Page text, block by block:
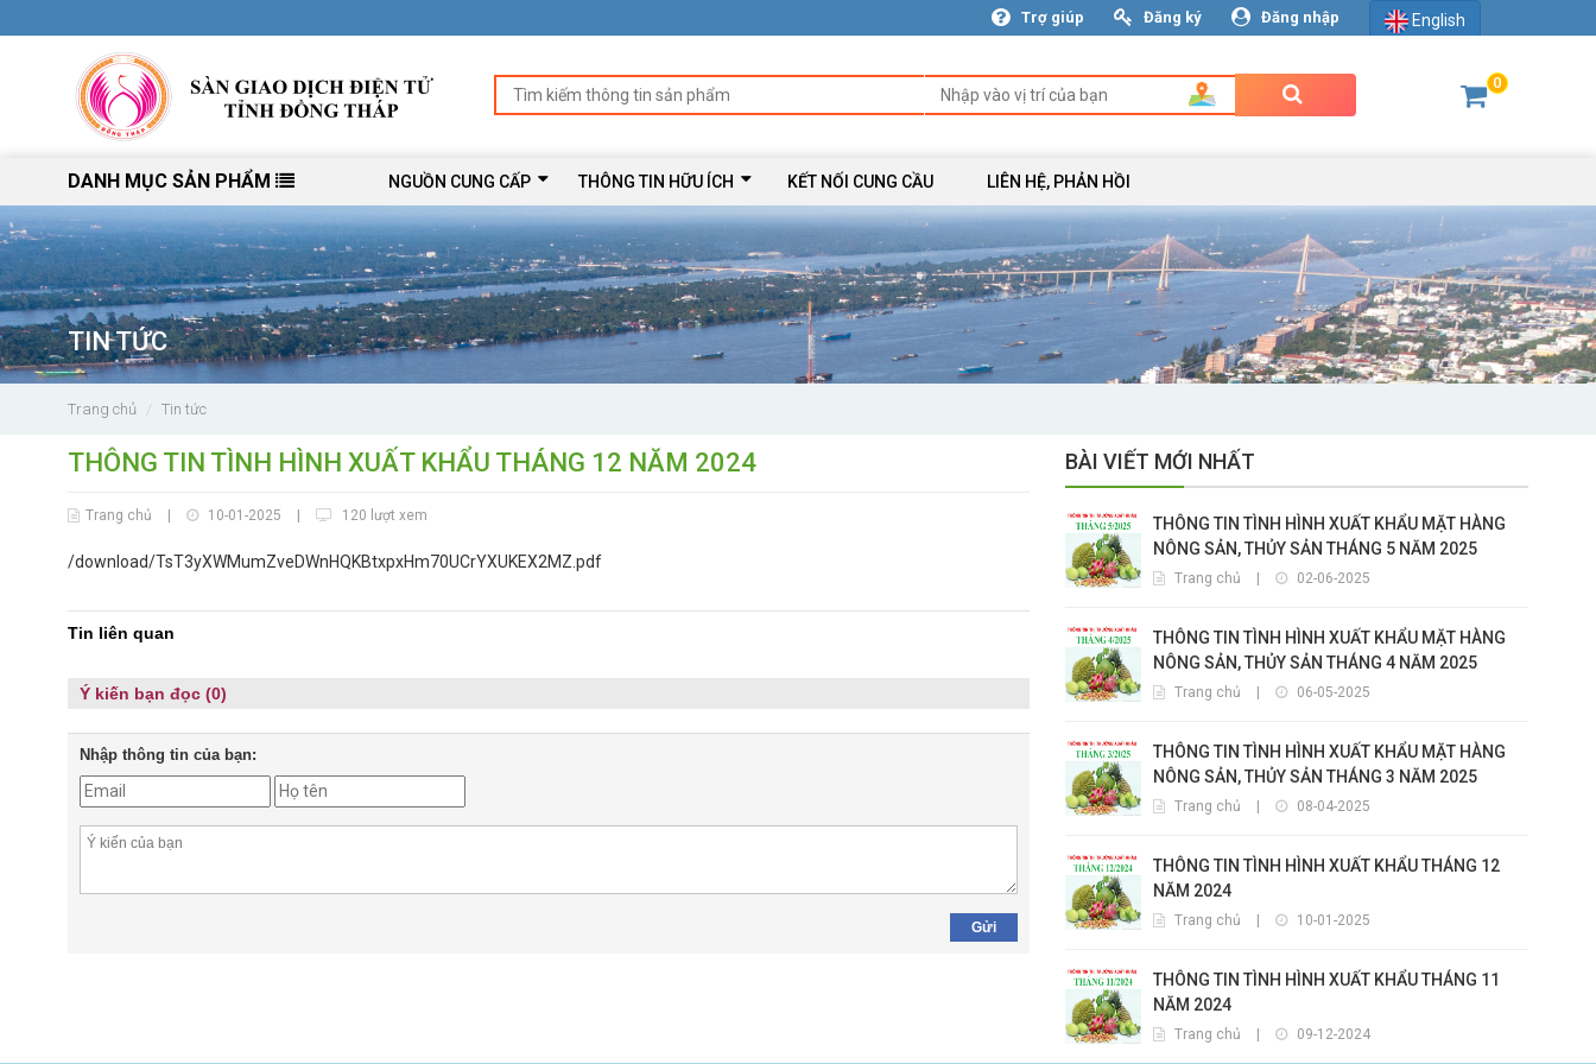
Trợ giúp Đăng ký Đăng nhập English
0
DANH MỤC SẢN PHẨM NGUỒN CUNG CẤP THÔNG TIN HỮU ÍCH KẾT NỐI CUNG CẦU LIÊN HỆ, PHẢN HỒI
TIN TỨC
Trang chủ Tin tức
THÔNG TIN TÌNH HÌNH XUẤT KHẨU THÁNG 12 NĂM 2024
Trang chủ 10-01-2025 120 lượt xem
/download/TsT3yXWMumZveDWnHQKBtxpxHm70UCrYXUKEX2MZ.pdf
Tin liên quan
Ý kiến bạn đọc (0)
Nhập thông tin của bạn:
Gửi
BÀI VIẾT MỚI NHẤT
THÔNG TIN TÌNH HÌNH XUẤT KHẨU MẶT HÀNG
NÔNG SẢN, THỦY SẢN THÁNG 5 NĂM 2025
Trang chủ 02-06-2025
THÔNG TIN TÌNH HÌNH XUẤT KHẨU MẶT HÀNG
NÔNG SẢN, THỦY SẢN THÁNG 4 NĂM 2025
Trang chủ 06-05-2025
THÔNG TIN TÌNH HÌNH XUẤT KHẨU MẶT HÀNG
NÔNG SẢN, THỦY SẢN THÁNG 3 NĂM 2025
Trang chủ 08-04-2025
THÔNG TIN TÌNH HÌNH XUẤT KHẨU THÁNG 12
NĂM 2024
Trang chủ 10-01-2025
THÔNG TIN TÌNH HÌNH XUẤT KHẨU THÁNG 11
NĂM 2024
Trang chủ 09-12-2024